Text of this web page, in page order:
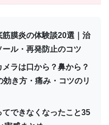
筋膜炎の体験談20選｜治
ル・再発防止のコツ
メラは口から？鼻から？
き方・痛み・コツのリ
てできなくなったこと35